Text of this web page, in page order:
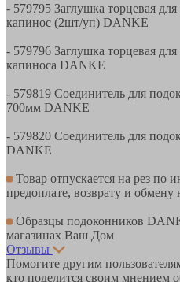
- 579795 Заглушка торцевая
капинос (2шт/уп) DANKE
- 579796 Заглушка торцевая
капиноса DANKE
- 579819 Соединитель для
700мм DANKE
- 579820 Соединитель для
DANKE
Товар отпускается на рез по
предоплате, возврату и обмену
Образцы подоконников
магазинах Ваш Дом
Отзывы
Помогите другим
кто поделится своим мнением